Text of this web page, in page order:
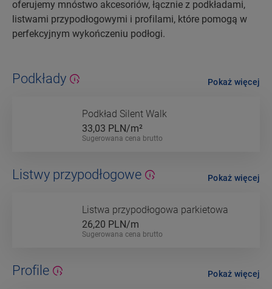
oferujemy mnóstwo akcesoriów, łącznie z podkładami,
listwami przypodłogowymi i profilami, które pomogą w
perfekcyjnym wykończeniu podłogi.
Podkłady
Podkład Silent Walk
33,03 PLN/m²
Sugerowana cena brutto
Pokaż więcej
Listwy przypodłogowe
Listwa przypodłogowa parkietowa
26,20 PLN/m
Sugerowana cena brutto
Pokaż więcej
Profile Pokaż więcej